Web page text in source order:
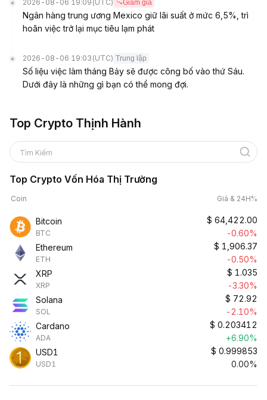
2026-08-06 19:09 (UTC) Giảm giá
Ngân hàng trung ương Mexico giữ lãi suất ở mức 6,5%, trì
hoãn việc trở lại mục tiêu lạm phát
2026-08-06 19:03 (UTC) Trung lập
Số liệu việc làm tháng Bảy sẽ được công bố vào thứ Sáu.
Dưới đây là những gì bạn có thể mong đợi.
Top Crypto Thịnh Hành
Tìm Kiếm
Top Crypto Vốn Hóa Thị Trường
Coin Giá & 24H%
Bitcoin
BTC
$ 64,422.00
-0.60%
Ethereum
ETH
$ 1,906.37
-0.50%
XRP
XRP
$ 1.035
-3.30%
Solana
SOL
$ 72.92
-2.10%
Cardano
ADA
$ 0.203412
+6.90%
USD1
USD1
$ 0.999853
0.00%